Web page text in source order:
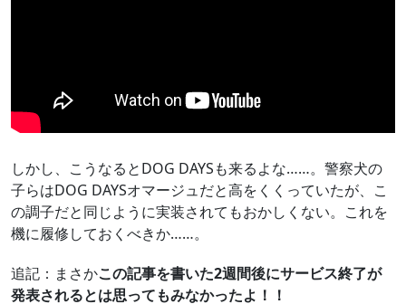
しかし、こうなるとDOG DAYSも来るよな……。警察犬の
子らはDOG DAYSオマージュだと高をくくっていたが、こ
の調子だと同じように実装されてもおかしくない。これを
機に履修しておくべきか……。
追記：まさかこの記事を書いた2週間後にサービス終了が
発表されるとは思ってもみなかったよ！！